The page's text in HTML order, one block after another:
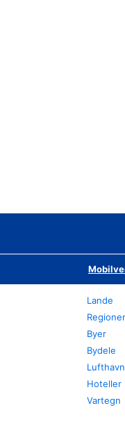
Lande
Regioner
Byer
Bydele
Hoteller
Vartegn